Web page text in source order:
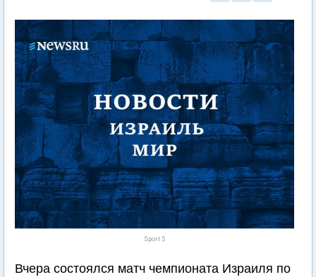
Sport 5
Вчера состоялся матч чемпионата Израиля по